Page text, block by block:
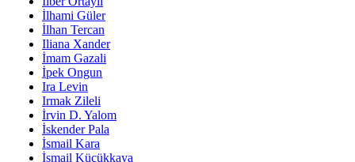
İlhami Güler
İlhan Tercan
Iliana Xander
İmam Gazali
İpek Ongun
Ira Levin
Irmak Zileli
İrvin D. Yalom
İskender Pala
İsmail Kara
İsmail Küçükkaya